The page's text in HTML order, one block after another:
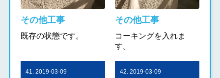
その他工事
既存の状態です。
その他工事
コーキングを入れま
す。
41. 2019-03-09 42. 2019-03-09